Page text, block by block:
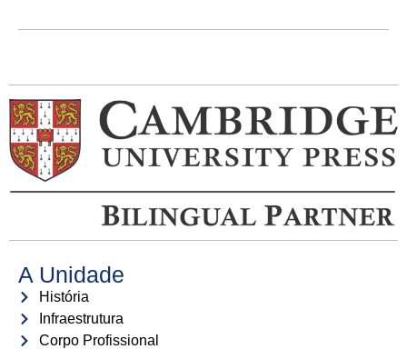
A Unidade
História
Infraestrutura
Corpo Profissional